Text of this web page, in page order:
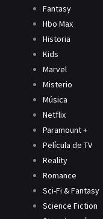
Fantasy
Hbo Max
Historia
Kids
Marvel
Misterio
Música
Netflix
Paramount +
Película de TV
Reality
Romance
Sci-Fi & Fantasy
Science Fiction